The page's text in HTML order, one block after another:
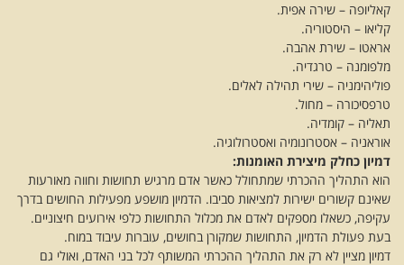
קאליופה – שירה אפית.
קליאו – היסטוריה.
אראטו – שירת אהבה.
מלפומנה – טרגדיה.
פוליהימניה – שירי תהילה לאלים.
טרפסיכורה – מחול.
תאליה – קומדיה.
אוראניה – אסטרונומיה ואסטרולוגיה.
דמיון כחלק מיצירת האומנות:
הוא התהליך ההכרתי שמתחולל כאשר אדם מרגיש תחושות וחווה מאורעות
שאינם קשורים ישירות למציאות סביבו. הדמיון מושפע מפעילות החושים בדרך
עקיפה, כשאלו מספקים לאדם את מכלול התחושות כלפי אירועים חיצוניים.
בעת פעולת הדמיון, התחושות שמקורן בחושים, עוברות עיבוד במוח.
דמיון מציין לא רק את התהליך ההכרתי המשותף לכל בני האדם, ואולי גם